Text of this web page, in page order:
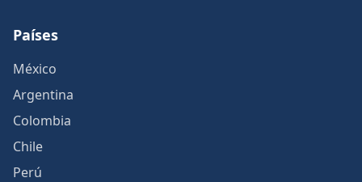
Países
México
Argentina
Colombia
Chile
Perú